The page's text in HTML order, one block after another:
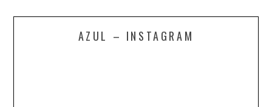
AZUL – INSTAGRAM